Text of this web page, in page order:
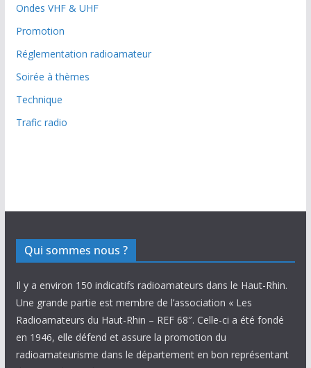
Ondes VHF & UHF
Promotion
Réglementation radioamateur
Soirée à thèmes
Technique
Trafic radio
Qui sommes nous ?
Il y a environ 150 indicatifs radioamateurs dans le Haut-Rhin.
Une grande partie est membre de l’association « Les
Radioamateurs du Haut-Rhin – REF 68″. Celle-ci a été fondé
en 1946, elle défend et assure la promotion du
radioamateurisme dans le département en bon représentant